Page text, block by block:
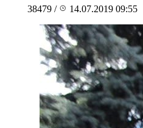
38479 / 14.07.2019 09:55